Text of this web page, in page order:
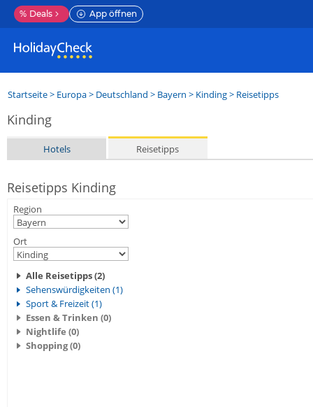
% Deals App öffnen
Startseite> Europa> Deutschland > Bayern > Kinding> Reisetipps
Kinding
Hotels Reisetipps
Reisetipps Kinding
Region
Ort
Alle Reisetipps (2)
Sehenswürdigkeiten (1)
Sport & Freizeit (1)
Essen & Trinken (0)
Nightlife (0)
Shopping (0)